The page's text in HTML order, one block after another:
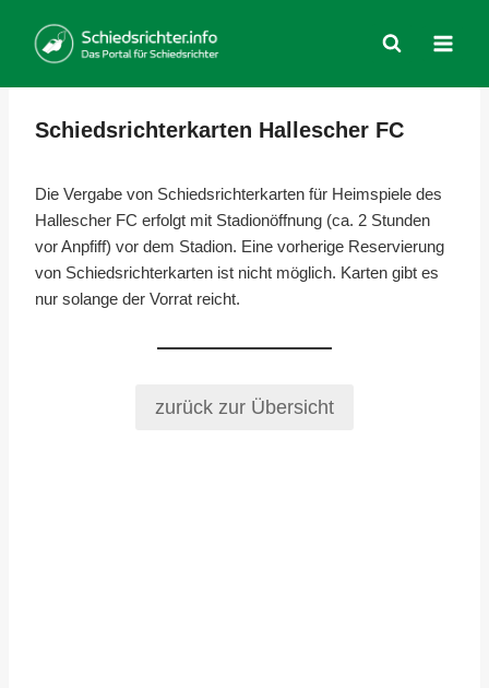
Inhalt
springen
Schiedsrichterkarten Hallescher FC
Die Vergabe von Schiedsrichterkarten für Heimspiele des
Hallescher FC erfolgt mit Stadionöffnung (ca. 2 Stunden
vor Anpfiff) vor dem Stadion. Eine vorherige Reservierung
von Schiedsrichterkarten ist nicht möglich. Karten gibt es
nur solange der Vorrat reicht.
zurück zur Übersicht